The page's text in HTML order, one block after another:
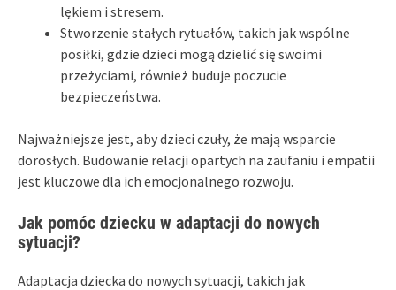
lękiem i stresem.
Stworzenie stałych rytuałów, takich jak wspólne
posiłki, gdzie dzieci mogą dzielić się swoimi
przeżyciami, również buduje poczucie
bezpieczeństwa.
Najważniejsze jest, aby dzieci czuły, że mają wsparcie
dorosłych. Budowanie relacji opartych na zaufaniu i empatii
jest kluczowe dla ich emocjonalnego rozwoju.
Jak pomóc dziecku w adaptacji do nowych
sytuacji?
Adaptacja dziecka do nowych sytuacji, takich jak